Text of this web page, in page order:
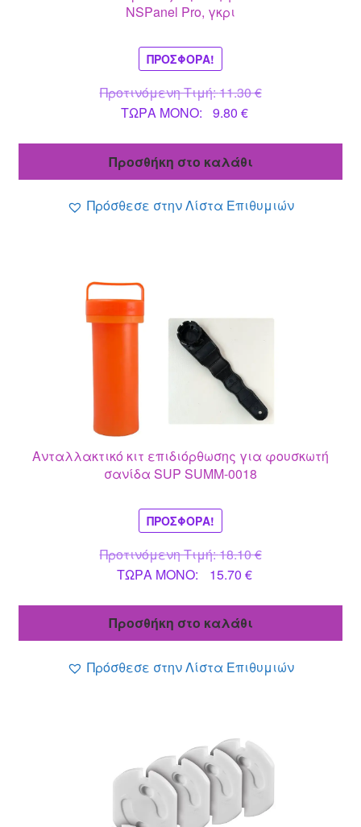
NSPanel Pro, γκρι
ΠΡΟΣΦΟΡΆ!
Προτινόμενη Τιμή:11.30€Original
ΤΩΡΑ MONO: 9.80€Η
είναι:
Προσθήκη στο καλάθι
Πρόσθεσε στην Λίστα Επιθυμιών
Ανταλλακτικό κιτ επιδιόρθωσης για φουσκωτή
σανίδα SUP SUMM-0018
ΠΡΟΣΦΟΡΆ!
Προτινόμενη Τιμή:18.10€Original
ΤΩΡΑ MONO: 15.70 €Η
είναι:
Προσθήκη στο καλάθι
Πρόσθεσε στην Λίστα Επιθυμιών